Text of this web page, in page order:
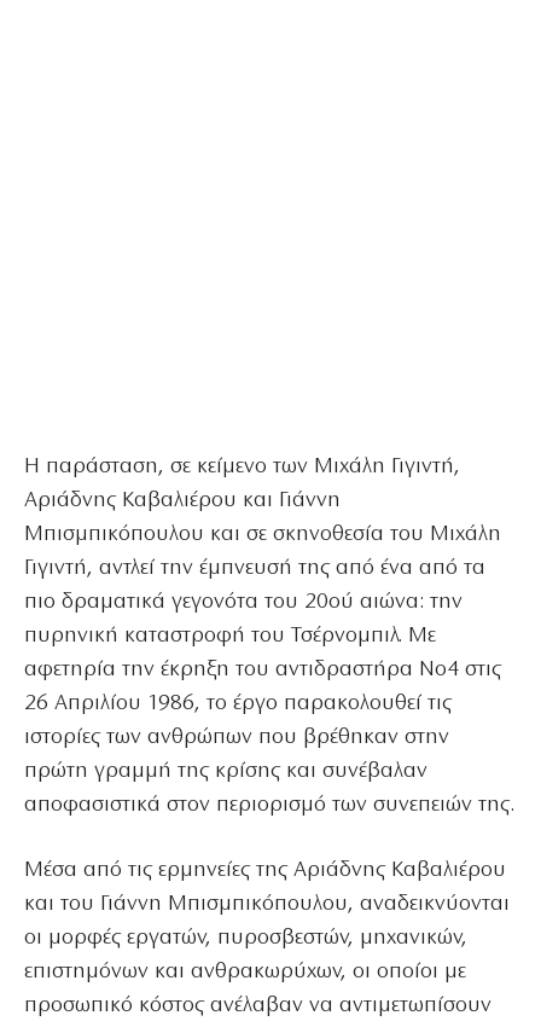
Η παράσταση, σε κείμενο των Μιχάλη Γιγιντή,
Αριάδνης Καβαλιέρου και Γιάννη
Μπισμπικόπουλου και σε σκηνοθεσία του Μιχάλη
Γιγιντή, αντλεί την έμπνευσή της από ένα από τα
πιο δραματικά γεγονότα του 20ού αιώνα: την
πυρηνική καταστροφή του Τσέρνομπιλ. Με
αφετηρία την έκρηξη του αντιδραστήρα Νο4 στις
26 Απριλίου 1986, το έργο παρακολουθεί τις
ιστορίες των ανθρώπων που βρέθηκαν στην
πρώτη γραμμή της κρίσης και συνέβαλαν
αποφασιστικά στον περιορισμό των συνεπειών της.
Μέσα από τις ερμηνείες της Αριάδνης Καβαλιέρου
και του Γιάννη Μπισμπικόπουλου, αναδεικνύονται
οι μορφές εργατών, πυροσβεστών, μηχανικών,
επιστημόνων και ανθρακωρύχων, οι οποίοι με
προσωπικό κόστος ανέλαβαν να αντιμετωπίσουν